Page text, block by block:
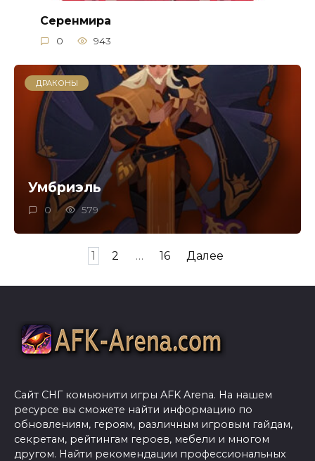
Серенмира
0 943
ДРАКОНЫ
Умбриэль
0 579
1 2 … 16 Далее
Сайт СНГ комьюнити игры AFK Arena. На нашем
ресурсе вы сможете найти информацию по
обновлениям, героям, различным игровым гайдам,
секретам, рейтингам героев, мебели и многом
другом. Найти рекомендации профессиональных